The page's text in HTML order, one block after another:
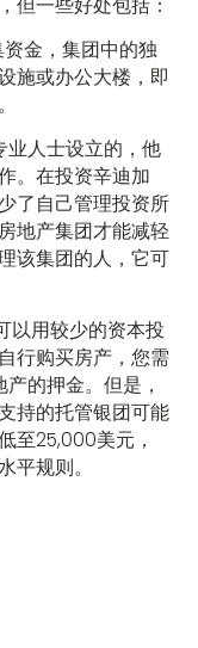
但一些好处包括：
资金，集团中的独
施或办公大楼，即
人士设立的，他
。在投资辛迪加
了自己管理投资所
地产集团才能减轻
该集团的人，它可
以用较少的资本投
行购买房产，您需
的押金。但是，
持的托管银团可能
至25,000美元，
规则。